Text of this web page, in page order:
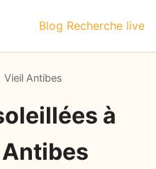
Blog Recherche live
Vieil Antibes
à